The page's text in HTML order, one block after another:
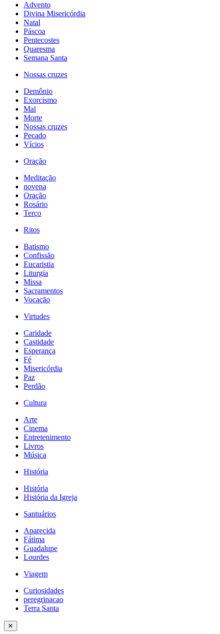
Advento
Divina Misericórdia
Natal
Páscoa
Pentecostes
Quaresma
Semana Santa
Nossas cruzes
Demônio
Exorcismo
Mal
Morte
Nossas cruzes
Pecado
Vícios
Oração
Meditação
novena
Oração
Rosário
Terço
Ritos
Batismo
Confissão
Eucaristia
Liturgia
Missa
Sacramentos
Vocação
Virtudes
Caridade
Castidade
Esperança
Fé
Misericórdia
Paz
Perdão
Cultura
Arte
Cinema
Entretenimento
Livros
Música
História
História
História da Igreja
Santuários
Aparecida
Fátima
Guadalupe
Lourdes
Viagem
Curiosidades
peregrinacao
Terra Santa
✕